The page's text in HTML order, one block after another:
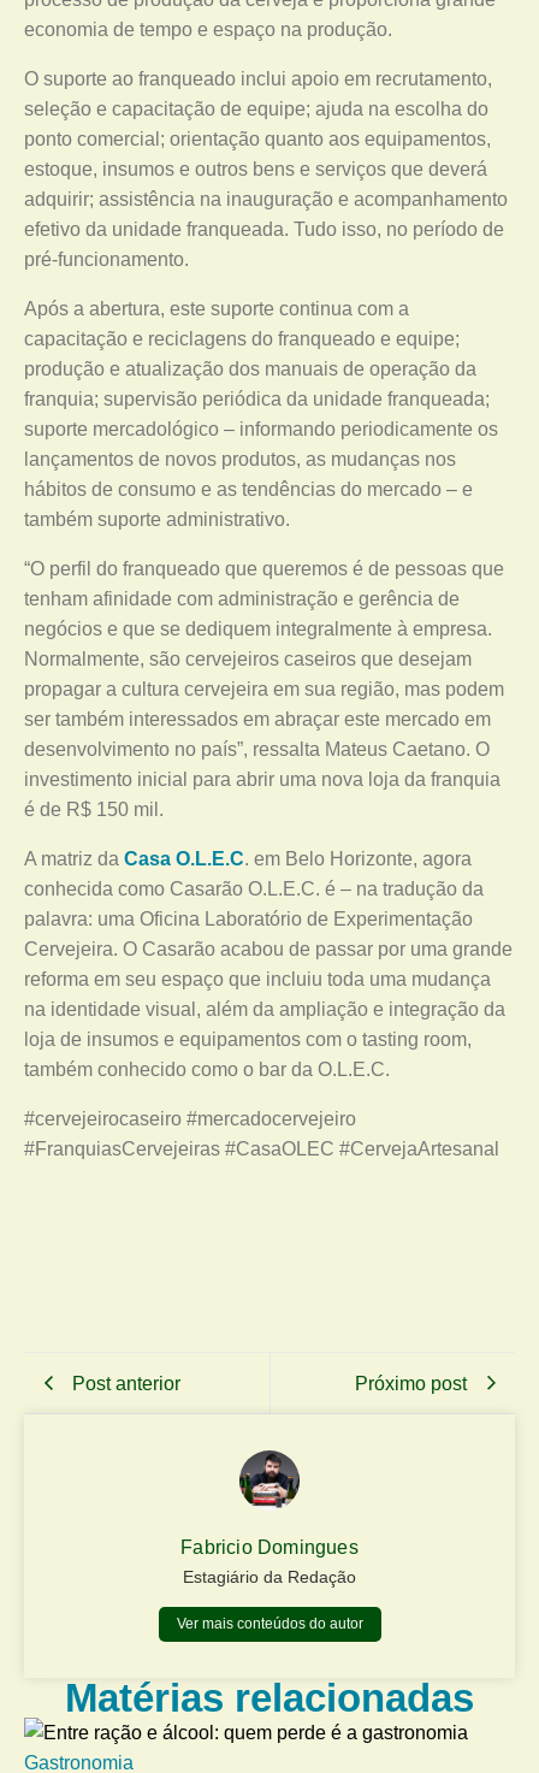
economia de tempo e espaço na produção.
O suporte ao franqueado inclui apoio em recrutamento,
seleção e capacitação de equipe; ajuda na escolha do
ponto comercial; orientação quanto aos equipamentos,
estoque, insumos e outros bens e serviços que deverá
adquirir; assistência na inauguração e acompanhamento
efetivo da unidade franqueada. Tudo isso, no período de
pré-funcionamento.
Após a abertura, este suporte continua com a
capacitação e reciclagens do franqueado e equipe;
produção e atualização dos manuais de operação da
franquia; supervisão periódica da unidade franqueada;
suporte mercadológico – informando periodicamente os
lançamentos de novos produtos, as mudanças nos
hábitos de consumo e as tendências do mercado – e
também suporte administrativo.
“O perfil do franqueado que queremos é de pessoas que
tenham afinidade com administração e gerência de
negócios e que se dediquem integralmente à empresa.
Normalmente, são cervejeiros caseiros que desejam
propagar a cultura cervejeira em sua região, mas podem
ser também interessados em abraçar este mercado em
desenvolvimento no país”, ressalta Mateus Caetano. O
investimento inicial para abrir uma nova loja da franquia
é de R$ 150 mil.
A matriz da Casa O.L.E.C. em Belo Horizonte, agora
conhecida como Casarão O.L.E.C. é – na tradução da
palavra: uma Oficina Laboratório de Experimentação
Cervejeira. O Casarão acabou de passar por uma grande
reforma em seu espaço que incluiu toda uma mudança
na identidade visual, além da ampliação e integração da
loja de insumos e equipamentos com o tasting room,
também conhecido como o bar da O.L.E.C.
#cervejeirocaseiro #mercadocervejeiro
#FranquiasCervejeiras #CasaOLEC #CervejaArtesanal
Post anterior Próximo post
Fabricio Domingues
Estagiário da Redação
Ver mais conteúdos do autor
Matérias relacionadas
Gastronomia